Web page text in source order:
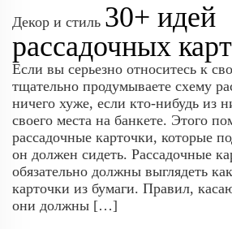
Декор и стиль 30+ идей
рассадочных
Если вы серьезно относитесь к
тщательно продумываете схему
ничего хуже, если кто-нибудь из
своего места на банкете. Этого
рассадочные карточки, которые
он должен сидеть. Рассадочные
обязательно должны выглядеть
карточки из бумаги. Правил,
они должны […]